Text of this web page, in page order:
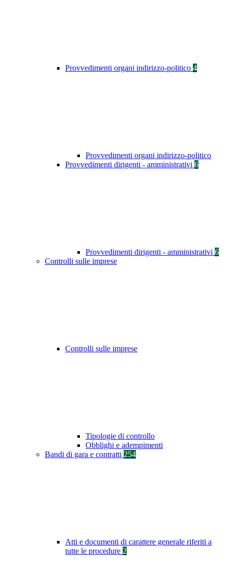
Provvedimenti organi indirizzo-politico 4
Provvedimenti organi indirizzo-politico
Provvedimenti dirigenti - amministrativi 6
Provvedimenti dirigenti - amministrativi 6
Controlli sulle imprese
Controlli sulle imprese
Tipologie di controllo
Obblighi e adempimenti
Bandi di gara e contratti 254
Atti e documenti di carattere generale riferiti a
tutte le procedure 2